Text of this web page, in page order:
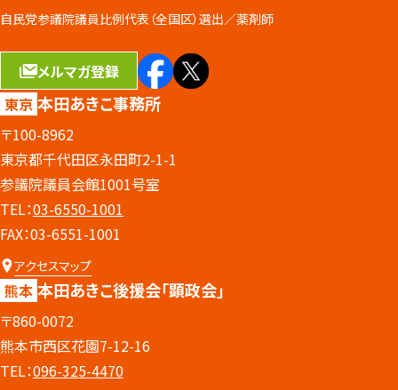
自民党参議院議員比例代表（全国区）選出／薬剤師
メルマガ登録
東京 本田あきこ事務所
〒100-8962
東京都千代田区永田町2-1-1
参議院議員会館1001号室
TEL：03-6550-1001
FAX：03-6551-1001
アクセスマップ
熊本 本田あきこ後援会「顕政会」
〒860-0072
熊本市西区花園7-12-16
TEL：096-325-4470